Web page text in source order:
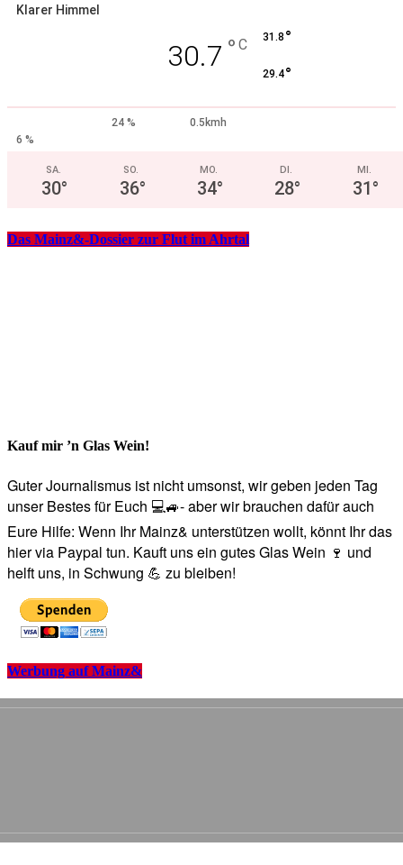
Klarer Himmel
30.7 ° C 31.8 °
29.4°
24 %
0.5kmh
6 %
SA.
30°
SO.
36°
MO.
34°
DI.
28°
MI.
31°
Das Mainz&-Dossier zur Flut im Ahrtal
Kauf mir ’n Glas Wein!
Guter Journalismus ist nicht umsonst, wir geben jeden Tag
unser Bestes für Euch 💻🚙- aber wir brauchen dafür auch
Eure Hilfe: Wenn Ihr Mainz& unterstützen wollt, könnt Ihr das
hier via Paypal tun. Kauft uns ein gutes Glas Wein 🍷 und
helft uns, in Schwung 💪 zu bleiben!
Werbung auf Mainz&